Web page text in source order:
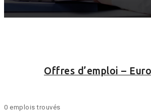
Offres d’emploi –
0 emplois trouvés